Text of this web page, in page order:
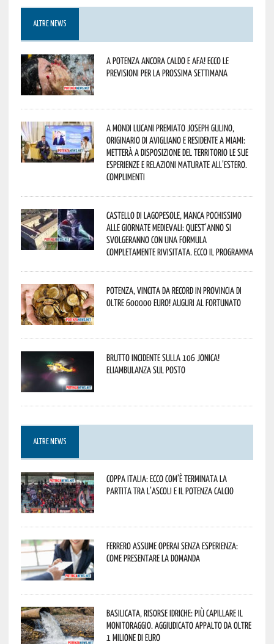
ALTRE NEWS
A Potenza ancora caldo e afa! Ecco le
previsioni per la prossima settimana
A Mondi lucani premiato Joseph Gulino,
originario di Avigliano e residente a Miami:
metterà a disposizione del territorio le sue
esperienze e relazioni maturate all’estero.
Complimenti
Castello di Lagopesole, manca pochissimo
alle Giornate Medievali: quest’anno si
svolgeranno con una formula
completamente rivisitata. Ecco il programma
Potenza, vincita da record in provincia di
oltre 600000 euro! Auguri al fortunato
Brutto incidente sulla 106 Jonica!
Eliambulanza sul posto
ALTRE NEWS
Coppa Italia: ecco com’è terminata la
partita tra l’Ascoli e il Potenza Calcio
Ferrero assume operai senza esperienza:
come presentare la domanda
Basilicata, Risorse idriche: più capillare il
monitoraggio. Aggiudicato appalto da oltre
1 milione di euro